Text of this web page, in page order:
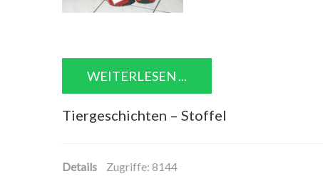
WEITERLESEN ...
Tiergeschichten – Stoffel
Details Zugriffe: 8144